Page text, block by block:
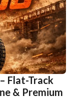
Flat-Track
& Premium